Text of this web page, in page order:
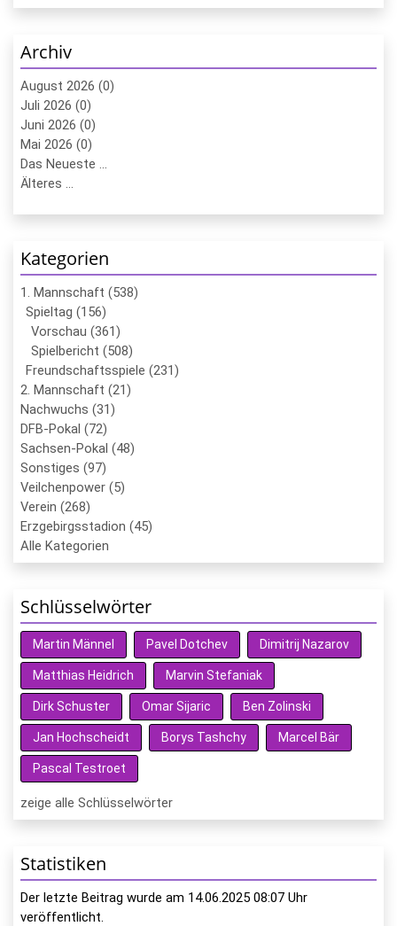
Archiv
August 2026 (0)
Juli 2026 (0)
Juni 2026 (0)
Mai 2026 (0)
Das Neueste ...
Älteres ...
Kategorien
1. Mannschaft (538)
Spieltag (156)
Vorschau (361)
Spielbericht (508)
Freundschaftsspiele (231)
2. Mannschaft (21)
Nachwuchs (31)
DFB-Pokal (72)
Sachsen-Pokal (48)
Sonstiges (97)
Veilchenpower (5)
Verein (268)
Erzgebirgsstadion (45)
Alle Kategorien
Schlüsselwörter
Martin Männel Pavel Dotchev Dimitrij Nazarov
Matthias Heidrich Marvin Stefaniak
Dirk Schuster Omar Sijaric Ben Zolinski
Jan Hochscheidt Borys Tashchy Marcel Bär
Pascal Testroet
zeige alle Schlüsselwörter
Statistiken
Der letzte Beitrag wurde am 14.06.2025 08:07 Uhr
veröffentlicht.